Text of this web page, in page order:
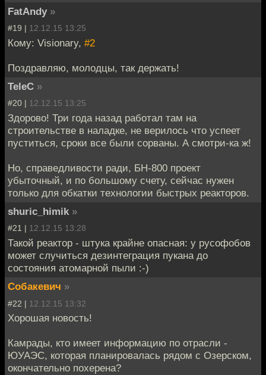
FatAndy »
#19 | 12.12.15 13:25
Кому: Visionary, #2
Поздравляю, молодцы, так держать!
TeleC »
#20 | 12.12.15 13:25
Здорово! Три года назад работал там на
строительстве в наладке, не верилось что успеет
пуститься, сроки все были сорваны. А смотри-ка ж!
Но, справедливости ради, БН-800 проект
убыточный, и по большому счету, сейчас нужен
только для обкатки технологии быстрых реакторов.
shuric_himik »
#21 | 12.12.15 13:28
Такой реактор - штука крайне опасная: у русофобов
может случиться дезинтеграция пукана до
состояния атомарной пыли :-)
Собакевич »
#22 | 12.12.15 13:32
Хорошая новость!
Камрады, кто имеет информацию по отрасли -
ЮУАЭС, которая планировалась рядом с Озерском,
окончательно похерена?